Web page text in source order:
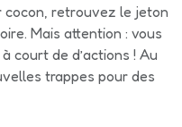
retrouvez le jeton
Mais attention : vous
court de d’actions ! Au
trappes pour des